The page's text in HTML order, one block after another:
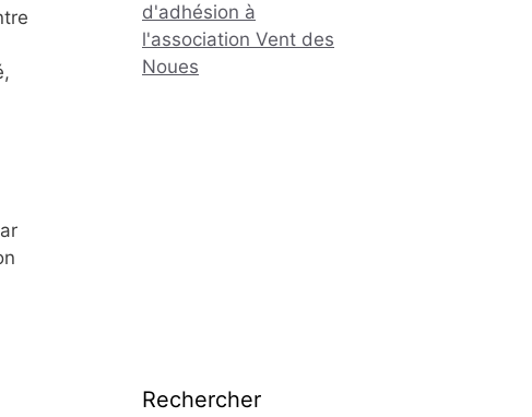
d'adhésion à
l'association Vent des
Noues
Rechercher